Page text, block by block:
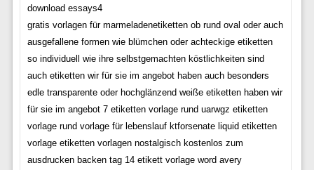
download essays4
gratis vorlagen für marmeladenetiketten ob rund oval oder auch
ausgefallene formen wie blümchen oder achteckige etiketten
so individuell wie ihre selbstgemachten köstlichkeiten sind
auch etiketten wir für sie im angebot haben auch besonders
edle transparente oder hochglänzend weiße etiketten haben wir
für sie im angebot 7 etiketten vorlage rund uarwgz etiketten
vorlage rund vorlage für lebenslauf ktforsenate liquid etiketten
vorlage etiketten vorlagen nostalgisch kostenlos zum
ausdrucken backen tag 14 etikett vorlage word avery